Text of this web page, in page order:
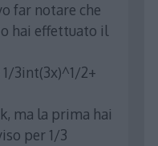
far notare che
hai effettuato il
3int(3x)^1/2+
ma la prima hai
per 1/3